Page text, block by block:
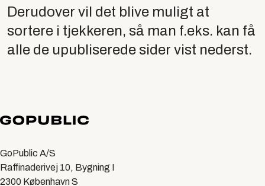
Derudover vil det blive muligt at
sortere i tjekkeren, så man f.eks. kan få
alle de upubliserede sider vist nederst.
GoPublic A/S
Raffinaderivej 10, Bygning I
2300 København S